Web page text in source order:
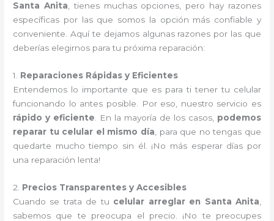
Santa Anita , tienes muchas opciones, pero hay razones
específicas por las que somos la opción más confiable y
conveniente. Aquí te dejamos algunas razones por las que
deberías elegirnos para tu próxima reparación:
1. Reparaciones Rápidas y Eficientes
Entendemos lo importante que es para ti tener tu celular
funcionando lo antes posible. Por eso, nuestro servicio es
rápido y eficiente . En la mayoría de los casos, podemos
reparar tu celular el mismo día , para que no tengas que
quedarte mucho tiempo sin él. ¡No más esperar días por
una reparación lenta!
2. Precios Transparentes y Accesibles
Cuando se trata de tu celular arreglar en Santa Anita
sabemos que te preocupa el precio. ¡No te preocupes